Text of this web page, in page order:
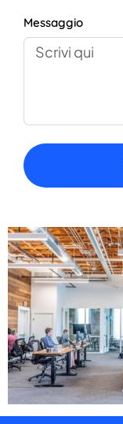
Messaggio